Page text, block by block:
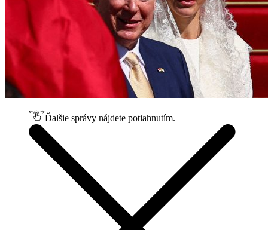
Ďalšie správy nájdete potiahnutím.